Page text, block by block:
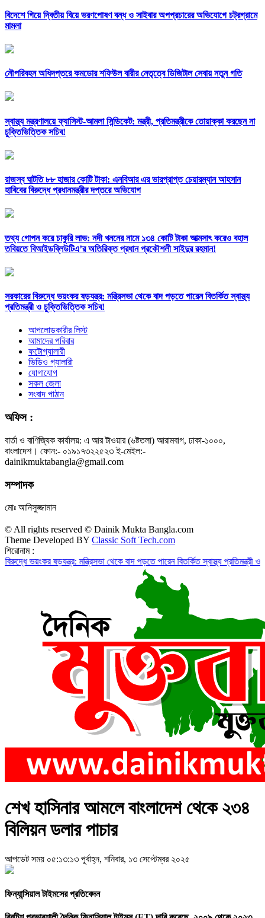
বিদেশে গিয়ে দ্বিতীয় বিয়ে ভরণপোষণ বন্ধ ও সাইবার অপপ্রচারের অভিযোগে চট্রগ্রামে
মামলা
নৌপরিবহন অধিদপ্তরে কমডোর শফিউল বারীর নেতৃত্বে ডিজিটাল সেবায় নতুন গতি
স্বাস্থ্য মন্ত্রণালয়ে ফ্যাসিস্ট-আমলা সিন্ডিকেট: মন্ত্রী, প্রতিমন্ত্রীকে তোয়াক্কা করছেন না
চুক্তিভিত্তিক সচিব!
রাজস্ব ঘাটতি ৮৮ হাজার কোটি টাকা: এনবিআর এর ভারপ্রাপ্ত চেয়ারম্যান আহসান
হাবিবের বিরুদ্ধে প্রধানমন্ত্রীর দপ্তরে অভিযোগ
তথ্য গোপন করে চাকুরি লাভ: নদী খননের নামে ১৩৪ কোটি টাকা আত্মসাৎ করেও বহাল
তবিয়তে বিআইডব্লিউটিএ’র অতিরিক্ত প্রধান প্রকৌশলী সাইদুর রহমান!
সরকারের বিরুদ্ধে ভয়ংকর ষড়যন্ত্র: মন্ত্রিসভা থেকে বাদ পড়তে পারেন বিতর্কিত স্বাস্থ্য
প্রতিমন্ত্রী ও চুক্তিভিত্তিক সচিব!
আপলোডকারীর লিস্ট
আমাদের পরিবার
ফটোগ্যালারী
ভিডিও গ্যালারী
যোগাযোগ
সকল জেলা
সংবাদ পাঠান
অফিস :
বার্তা ও বাণিজ্যিক কার্যালয়: এ আর টাওয়ার (৬ষ্টতলা) আরামবাগ, ঢাকা-১০০০,
বাংলাদেশ। ফোন:- ০১৯১৭৩২২৫২৩ ই-মেইল:-
dainikmuktabangla@gmail.com
সম্পাদক
মোঃ আনিসুজ্জামান
© All rights reserved © Dainik Mukta Bangla.com
Theme Developed BY Classic Soft Tech.com
শিরোনাম :
ষড়যন্ত্র: মন্ত্রিসভা থেকে বাদ পড়তে পারেন বিতর্কিত স্বাস্থ্য প্রতিমন্ত্রী ও
শেখ হাসিনার আমলে বাংলাদেশ থেকে ২৩৪
বিলিয়ন ডলার পাচার
আপডেট সময় ০৫:১৩:১৩ পূর্বাহ্ন, শনিবার, ১৩ সেপ্টেম্বর ২০২৫
ফিন্যান্সিয়াল টাইমসের প্রতিবেদন